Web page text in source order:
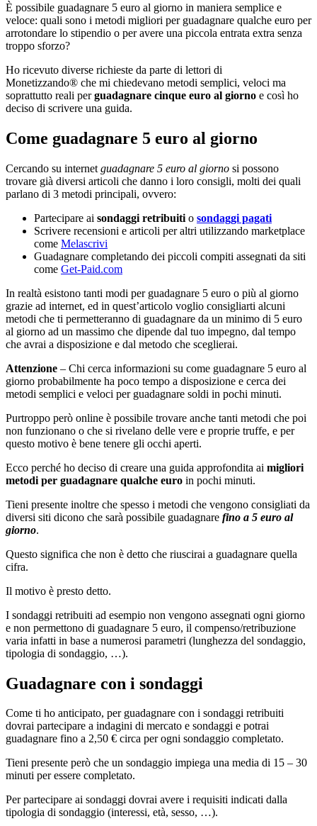
È possibile guadagnare 5 euro al giorno in maniera semplice e
veloce: quali sono i metodi migliori per guadagnare qualche euro per
arrotondare lo stipendio o per avere una piccola entrata extra senza
troppo sforzo?
Ho ricevuto diverse richieste da parte di lettori di
Monetizzando® che mi chiedevano metodi semplici, veloci ma
soprattutto reali perguadagnare cinque euro al giorno e così ho
deciso di scrivere una guida.
Come guadagnare 5 euro al giorno
Cercando su internet guadagnare 5 euro al giorno si possono
trovare già diversi articoli che danno i loro consigli, molti dei quali
parlano di 3 metodi principali, ovvero:
Partecipare ai sondaggi retribuiti o sondaggi pagati
Scrivere recensioni e articoli per altri utilizzando marketplace
come Melascrivi
Guadagnare completando dei piccoli compiti assegnati da siti
come Get-Paid.com
In realtà esistono tanti modi per guadagnare 5 euro o più al giorno
grazie ad internet, ed in quest’articolo voglio consigliarti alcuni
metodi che ti permetteranno di guadagnare da un minimo di 5 euro
al giorno ad un massimo che dipende dal tuo impegno, dal tempo
che avrai a disposizione e dal metodo che sceglierai.
Attenzione – Chi cerca informazioni su come guadagnare 5 euro al
giorno probabilmente ha poco tempo a disposizione e cerca dei
metodi semplici e veloci per guadagnare soldi in pochi minuti.
Purtroppo però online è possibile trovare anche tanti metodi che poi
non funzionano o che si rivelano delle vere e proprie truffe, e per
questo motivo è bene tenere gli occhi aperti.
Ecco perché ho deciso di creare una guida approfondita ai migliori
metodi per guadagnare qualche euro in pochi minuti.
Tieni presente inoltre che spesso i metodi che vengono consigliati da
diversi siti dicono che sarà possibile guadagnare fino a 5 euro al
giorno.
Questo significa che non è detto che riuscirai a guadagnare quella
cifra.
Il motivo è presto detto.
I sondaggi retribuiti ad esempio non vengono assegnati ogni giorno
e non permettono di guadagnare 5 euro, il compenso/retribuzione
varia infatti in base a numerosi parametri (lunghezza del sondaggio,
tipologia di sondaggio, …).
Guadagnare con i sondaggi
Come ti ho anticipato, per guadagnare con i sondaggi retribuiti
dovrai partecipare a indagini di mercato e sondaggi e potrai
guadagnare fino a 2,50 € circa per ogni sondaggio completato.
Tieni presente però che un sondaggio impiega una media di 15 – 30
minuti per essere completato.
Per partecipare ai sondaggi dovrai avere i requisiti indicati dalla
tipologia di sondaggio (interessi, età, sesso, …).